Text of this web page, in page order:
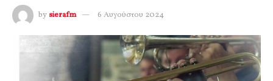
by sierafm 6 Αυγούστου 2024